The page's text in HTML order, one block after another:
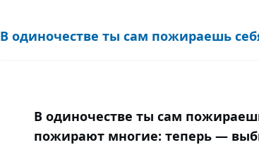
В одиночестве ты сам пожираешь
В одиночестве ты сам
пожирают многие: теперь —